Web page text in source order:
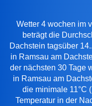
Wetter 4 wochen im
beträgt die
Dachstein tagsüber
in Ramsau am
der nächsten 30 Tage
in Ramsau am
die minimale 11°C
Temperatur in der